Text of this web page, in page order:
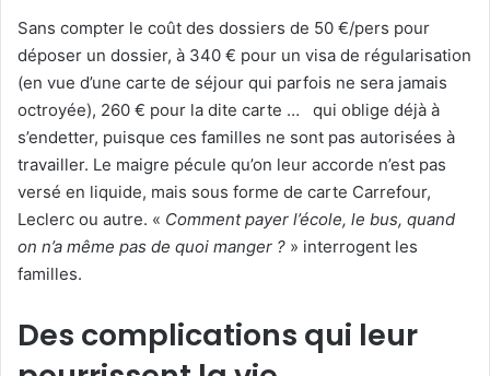
Sans compter le coût des dossiers de 50 €/pers pour
déposer un dossier, à 340 € pour un visa de régularisation
(en vue d’une carte de séjour qui parfois ne sera jamais
octroyée), 260 € pour la dite carte … qui oblige déjà à
s’endetter, puisque ces familles ne sont pas autorisées à
travailler. Le maigre pécule qu’on leur accorde n’est pas
versé en liquide, mais sous forme de carte Carrefour,
Leclerc ou autre. « Comment payer l’école, le bus, quand
on n’a même pas de quoi manger ? » interrogent les
familles.
Des complications qui leur